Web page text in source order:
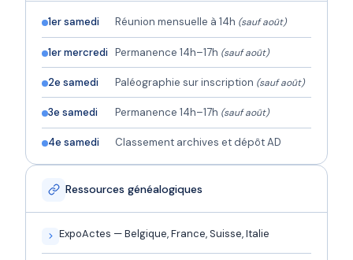
1er samedi Réunion mensuelle à 14h (sauf août)
1er mercredi Permanence 14h–17h (sauf août)
2e samedi Paléographie sur inscription (sauf août)
3e samedi Permanence 14h–17h (sauf août)
4e samedi Classement archives et dépôt AD
Ressources généalogiques
ExpoActes — Belgique, France, Suisse, Italie